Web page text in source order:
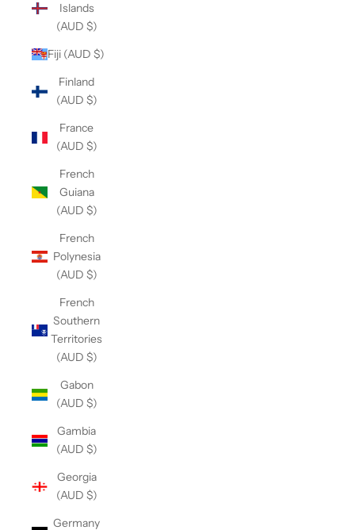
Islands
(AUD $)
Fiji (AUD $)
Finland
(AUD $)
France
(AUD $)
French
Guiana
(AUD $)
French
Polynesia
(AUD $)
French
Southern
Territories
(AUD $)
Gabon
(AUD $)
Gambia
(AUD $)
Georgia
(AUD $)
Germany